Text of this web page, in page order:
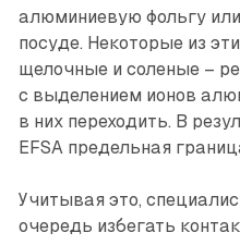
алюминиевую фольгу
посуде. Некоторые из
щелочные и соленые –
с выделением ионов
в них переходить. В
EFSA предельная
Учитывая это,
очередь избегать